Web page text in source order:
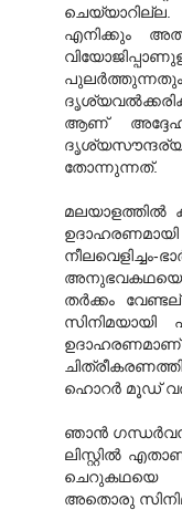
എനിക്കും
ആണ്
തോന്നുന്നത്.
മലയാളത്തില്‍
അനുഭവകഥയെ
തര്‍ക്കം
സിനിമയായി
ഹൊറര്‍ മൂഡ്
ഞാന്‍ ഗന്ധര്‍‌വന്‍
ലിസ്റ്റില്‍
ചെറുകഥയെ
അതൊരു